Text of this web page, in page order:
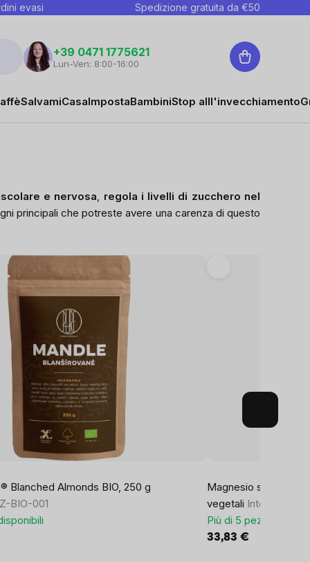
evasi Spedizione gratuita da €50
+39 0471 1775621
Lun-Ven: 8:00-16:00
Carrello
SalvamiCasaImpostaBambiniStop alll'invecchiamento
e nervosa, regola i livelli di zucchero nel
principali che potreste avere una carenza di questo
Blanched Almonds BIO, 250 g
BIO-001
Magnesio serale,
vegetali Integratore
Più di 5 pezzi
33,83 €